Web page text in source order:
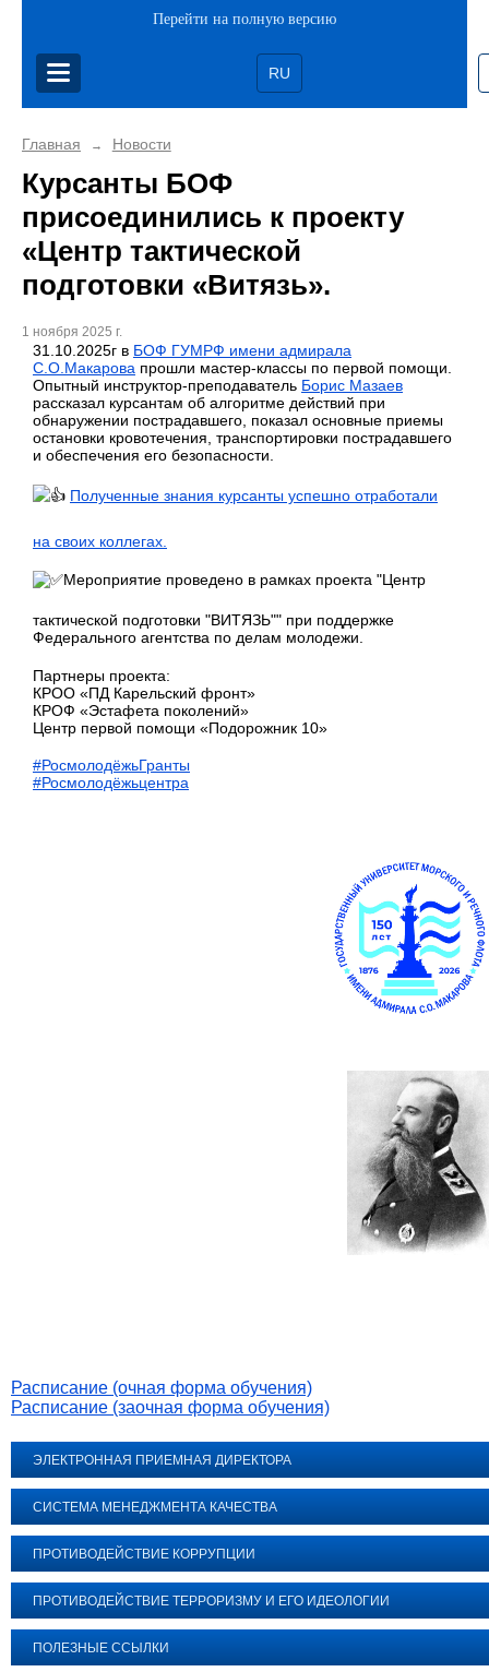
Перейти на полную версию
RU
Главная → Новости
Курсанты БОФ
присоединились к проекту
«Центр тактической
подготовки «Витязь».
1 ноября 2025 г.
31.10.2025г в БОФ ГУМРФ имени адмирала
С.О.Макарова прошли мастер-классы по первой помощи.
Опытный инструктор-преподаватель Борис Мазаев
рассказал курсантам об алгоритме действий при
обнаружении пострадавшего, показал основные приемы
остановки кровотечения, транспортировки пострадавшего
и обеспечения его безопасности.
Полученные знания курсанты успешно отработали
на своих коллегах.
Мероприятие проведено в рамках проекта "Центр
тактической подготовки "ВИТЯЗЬ"" при поддержке
Федерального агентства по делам молодежи.
Партнеры проекта:
КРОО «ПД Карельский фронт»
КРОФ «Эстафета поколений»
Центр первой помощи «Подорожник 10»
#РосмолодёжьГранты
#Росмолодёжьцентра
Расписание (очная форма обучения)
Расписание (заочная форма обучения)
ЭЛЕКТРОННАЯ ПРИЕМНАЯ ДИРЕКТОРА
СИСТЕМА МЕНЕДЖМЕНТА КАЧЕСТВА
ПРОТИВОДЕЙСТВИЕ КОРРУПЦИИ
ПРОТИВОДЕЙСТВИЕ ТЕРРОРИЗМУ И ЕГО ИДЕОЛОГИИ
ПОЛЕЗНЫЕ ССЫЛКИ